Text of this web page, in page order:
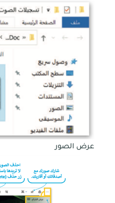
عرض الصور